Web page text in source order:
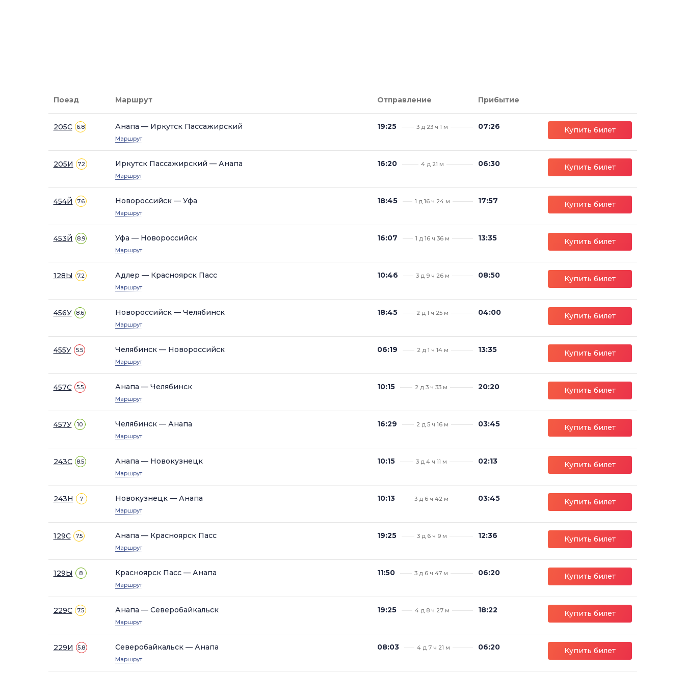
Поезд Маршрут Отправление Прибытие
205С 6.8 Анапа — Иркутск Пассажирский
Маршрут
19:25 3 д 23 ч 1 м 07:26 Купить билет
205И 7.2 Иркутск Пассажирский — Анапа
Маршрут
16:20 4 д 21 м 06:30 Купить билет
454Й 7.6 Новороссийск — Уфа
Маршрут
18:45 1 д 16 ч 24 м 17:57 Купить билет
453Й 8.9 Уфа — Новороссийск
Маршрут
16:07 1 д 16 ч 36 м 13:35 Купить билет
128Ы 7.2 Адлер — Красноярск Пасс
Маршрут
10:46 3 д 9 ч 26 м 08:50 Купить билет
456У 8.6 Новороссийск — Челябинск
Маршрут
18:45 2 д 1 ч 25 м 04:00 Купить билет
455У 5.5 Челябинск — Новороссийск
Маршрут
06:19 2 д 1 ч 14 м 13:35 Купить билет
457С 5.5 Анапа — Челябинск
Маршрут
10:15 2 д 3 ч 33 м 20:20 Купить билет
457У 10 Челябинск — Анапа
Маршрут
16:29 2 д 5 ч 16 м 03:45 Купить билет
243С 8.5 Анапа — Новокузнецк
Маршрут
10:15 3 д 4 ч 11 м 02:13 Купить билет
243Н 7 Новокузнецк — Анапа
Маршрут
10:13 3 д 6 ч 42 м 03:45 Купить билет
129С 7.5 Анапа — Красноярск Пасс
Маршрут
19:25 3 д 6 ч 9 м 12:36 Купить билет
129Ы 8 Красноярск Пасс — Анапа
Маршрут
11:50 3 д 6 ч 47 м 06:20 Купить билет
229С 7.5 Анапа — Северобайкальск
Маршрут
19:25 4 д 8 ч 27 м 18:22 Купить билет
229И 5.8 Северобайкальск — Анапа
Маршрут
08:03 4 д 7 ч 21 м 06:20 Купить билет